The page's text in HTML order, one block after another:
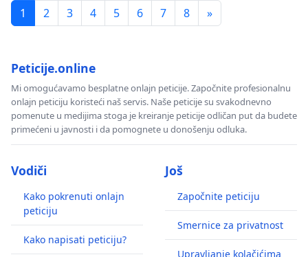
1
2 3 4 5 6 7 8 »
Peticije.online
Mi omogućavamo besplatne onlajn peticije. Započnite profesionalnu
onlajn peticiju koristeći naš servis. Naše peticije su svakodnevno
pomenute u medijima stoga je kreiranje peticije odličan put da budete
primećeni u javnosti i da pomognete u donošenju odluka.
Vodiči
Kako pokrenuti onlajn
peticiju
Kako napisati peticiju?
Još
Započnite peticiju
Smernice za privatnost
Upravljanje kolačićima